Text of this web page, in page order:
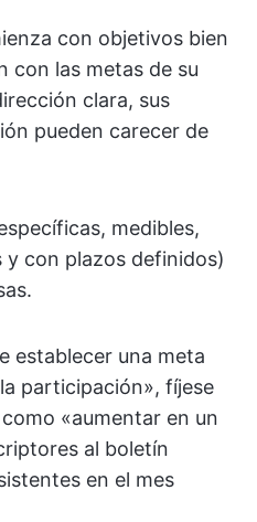
con objetivos bien
con las metas de su
clara, sus
pueden carecer de
medibles,
y con plazos definidos)
establecer una meta
participación», fíjese
«aumentar en un
al boletín
en el mes